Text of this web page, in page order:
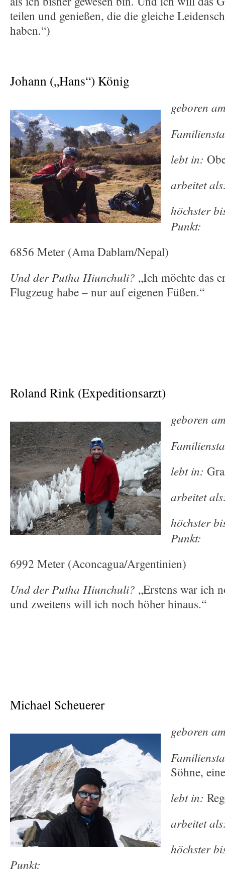
teilen und genießen, die die gleiche
haben.“)
Johann („Hans“) König
geboren
lebt in:
arbeitet
höchster
Punkt:
6856 Meter (Ama Dablam/Nepal)
Und der Putha Hiunchuli? „Ich möchte das
Flugzeug habe – nur auf eigenen Füßen.“
Roland Rink (Expeditionsarzt)
geboren
lebt in:
arbeitet
höchster
Punkt:
6992 Meter (Aconcagua/Argentinien)
Und der Putha Hiunchuli? „Erstens war ich
und zweitens will ich noch höher hinaus.“
Michael Scheuerer
geboren
Söhne,
lebt in:
arbeitet
höchster
Punkt: